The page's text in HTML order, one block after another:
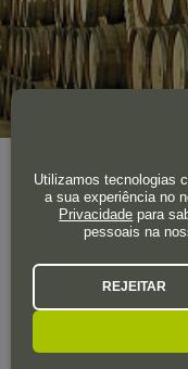
Ano de fundação
Área total de vinha
A ligação da família
atesta um documento
Frías e a sua
como garantia uma
Utilizamos tecnologias
a sua experiência no
Privacidade para
pessoais na
REJEITAR